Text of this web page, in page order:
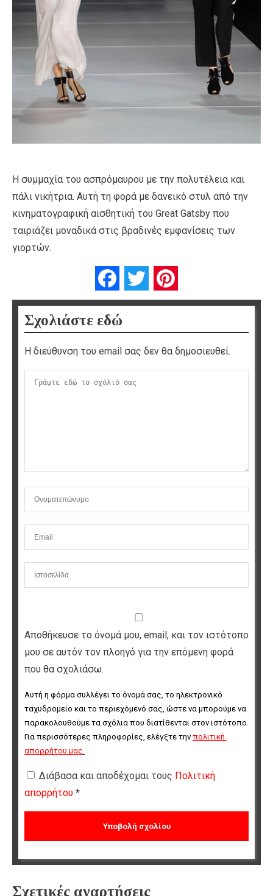
Η συμμαχία του ασπρόμαυρου με την πολυτέλεια και
πάλι νικήτρια. Αυτή τη φορά με δανεικό στυλ από την
κινηματογραφική αισθητική του Great Gatsby που
ταιριάζει μοναδικά στις βραδινές εμφανίσεις των
γιορτών.
FacebookTwitter
Σχολιάστε εδώ
Η διεύθυνση του email σας δεν θα δημοσιευθεί.
Αποθήκευσε το όνομά μου, email, και τον ιστότοπο
μου σε αυτόν τον πλοηγό για την επόμενη φορά
που θα σχολιάσω.
Αυτή η φόρμα συλλέγει το όνομά σας, το ηλεκτρονικό
ταχυδρομείο και το περιεχόμενό σας, ώστε να μπορούμε να
παρακολουθούμε τα σχόλια που διατίθενται στον ιστότοπο.
Για περισσότερες πληροφορίες, ελέγξτε την πολιτική
απορρήτου μας.
Διάβασα και αποδέχομαι τους Πολιτική
απορρήτου *
Σχετικές αναρτήσεις